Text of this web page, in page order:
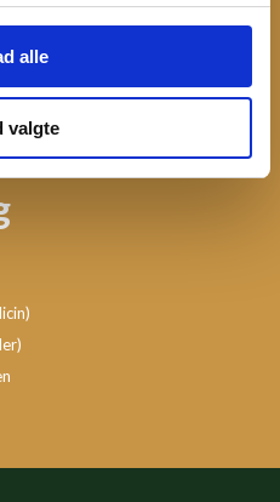
og
af deres tjenester.
alle
valgte